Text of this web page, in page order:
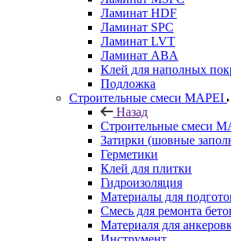
Ламинат HDF
Ламинат SPC
Ламинат LVT
Ламинат ABA
Клей для наполных
Подложка
Строительные смеси MAPEI
Назад
Строительные смеси
Затирки (шовные
Герметики
Клей для плитки
Гидроизоляция
Материалы для
Смесь для ремонта
Материаля для